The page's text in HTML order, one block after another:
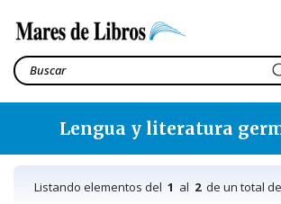
Lengua y literatura
Listando elementos del 1 al 2de un total de